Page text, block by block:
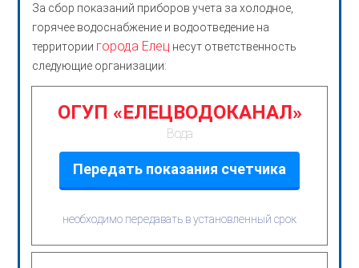
За сбор показаний приборов учета за холодное,
горячее водоснабжение и водоотведение на
территории города Елец несут ответственность
следующие организации:
ОГУП «ЕЛЕЦВОДОКАНАЛ»
Вода
Передать показания счетчика
необходимо передавать в установленный срок